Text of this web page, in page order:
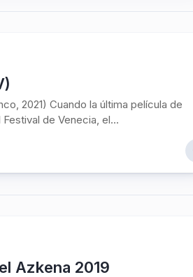
2021) Cuando la última película de
de Venecia, el...
Azkena 2019